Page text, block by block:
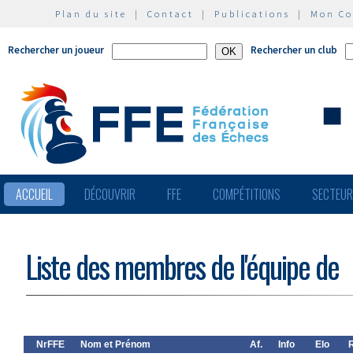
Plan du site | Contact | Publications | Mon
Rechercher un joueur Rechercher un club
ACCUEIL DÉCOUVRIR FFE COMPÉTITIONS
Liste des membres de l'équipe de
NrFFE Nom et Prénom Af. Info Elo